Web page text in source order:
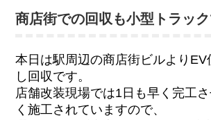
商店街での回収も小型トラッ
本日は駅周辺の商店街ビルよりEV
し回収です。
店舗改装現場では1日も早く完工
く施工されていますので、